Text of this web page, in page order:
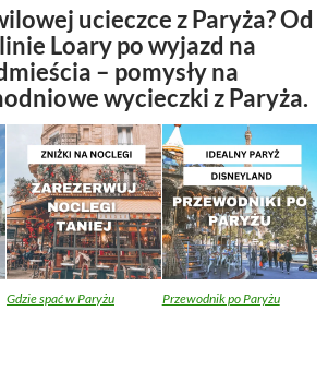
ucieczce z Paryża? Od
Loary po wyjazd na
– pomysły na
wycieczki z Paryża.
Gdzie spać w Paryżu Przewodnik po Paryżu